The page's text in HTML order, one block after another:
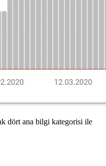
dört ana bilgi kategorisi ile